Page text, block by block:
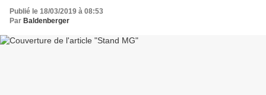
Publié le 18/03/2019 à 08:53
Par Baldenberger